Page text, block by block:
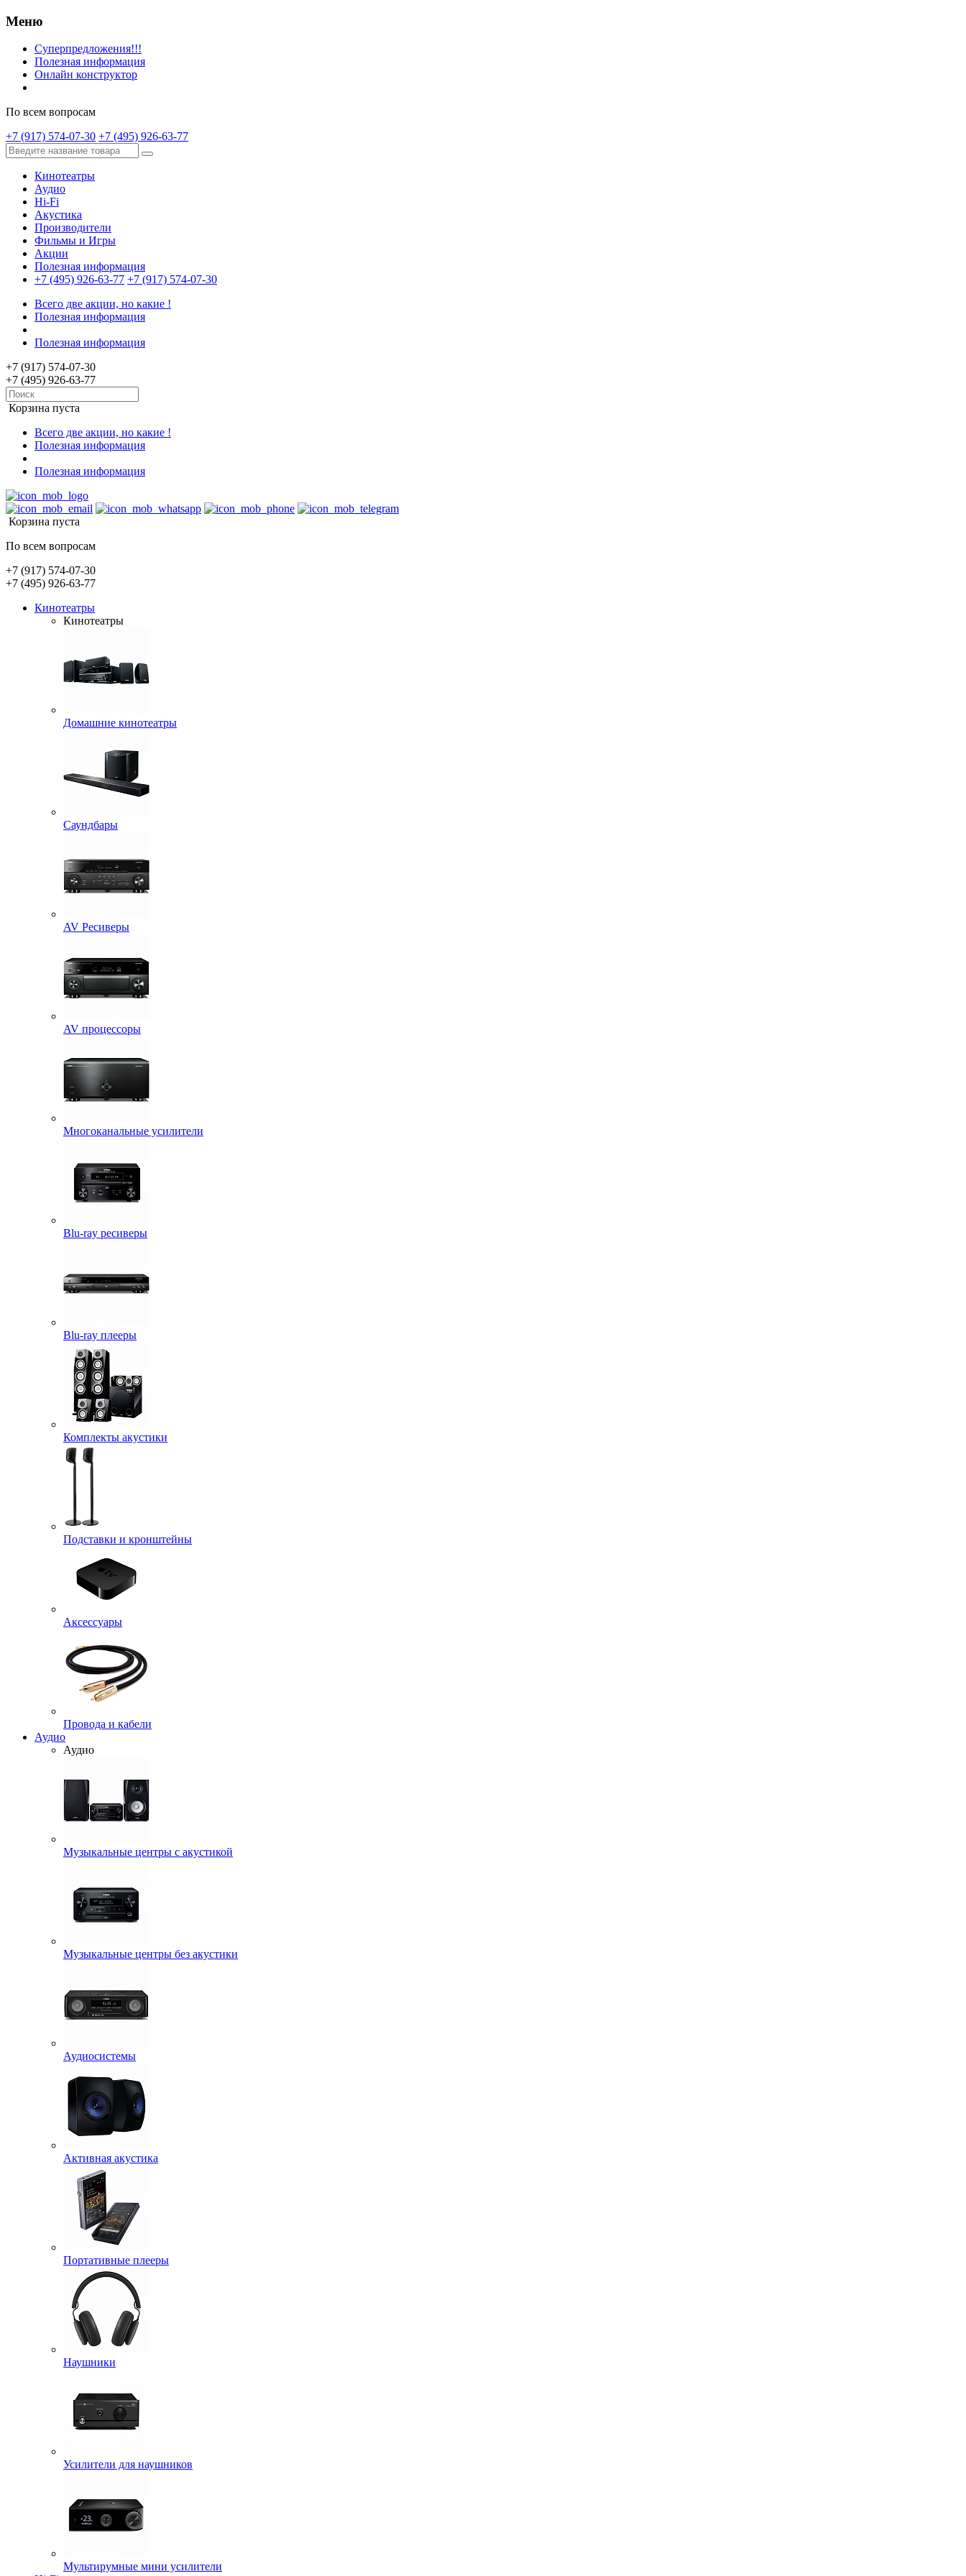
Меню
Суперпредложения!!!
Полезная информация
Онлайн конструктор
По всем вопросам
+7 (917) 574-07-30 +7 (495) 926-63-77
Кинотеатры
Аудио
Hi-Fi
Акустика
Производители
Фильмы и Игры
Акции
Полезная информация
+7 (495) 926-63-77 +7 (917) 574-07-30
Всего две акции, но какие !
Полезная информация
Полезная информация
+7 (917) 574-07-30
+7 (495) 926-63-77
Корзина пуста
Всего две акции, но какие !
Полезная информация
Полезная информация
Корзина пуста
По всем вопросам
+7 (917) 574-07-30
+7 (495) 926-63-77
Кинотеатры
Кинотеатры
Домашние кинотеатры
Саундбары
AV Ресиверы
AV процессоры
Многоканальные усилители
Blu-ray ресиверы
Blu-ray плееры
Комплекты акустики
Подставки и кронштейны
Аксессуары
Провода и кабели
Аудио
Аудио
Музыкальные центры с акустикой
Музыкальные центры без акустики
Аудиосистемы
Активная акустика
Портативные плееры
Наушники
Усилители для наушников
Мультирумные мини усилители